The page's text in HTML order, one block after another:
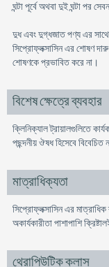
ঘন্টা পূর্বে অথবা দুই ঘন্টা পর
দুধ এবং দুগ্ধজাত পণ্য এর
সিপ্রোফ্লক্সাসিন এর শোষণ
শোষণকে প্রভাবিত করে না।
বিশেষ ক্ষেত্রে ব্যবহার
ক্লিনিক্যাল ট্রায়ালগুলিতে
পছন্দনীয় ঔষধ হিসেবে বিবেচিত
মাত্রাধিক্যতা
সিপ্রোফ্লক্সাসিন এর
অকার্যকারীতা পাশাপাশি
থেরাপিউটিক ক্লাস